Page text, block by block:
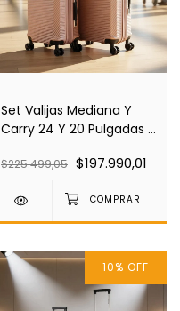
Set Valijas Mediana Y
Carry 24 Y 20 Pulgadas +
Pierre Cardin Pc4035
$225.499,05 $197.990,01
10% OFF